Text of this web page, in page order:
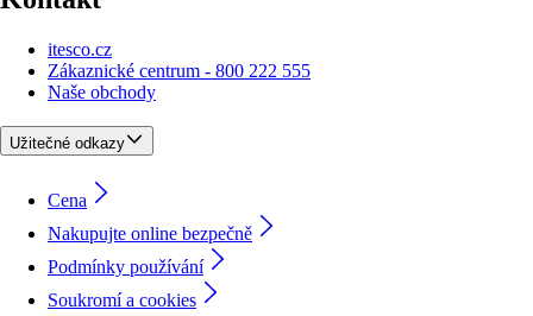
itesco.cz
Zákaznické centrum - 800 222 555
Naše obchody
Užitečné odkazy
Cena
Nakupujte online bezpečně
Podmínky používání
Soukromí a cookies